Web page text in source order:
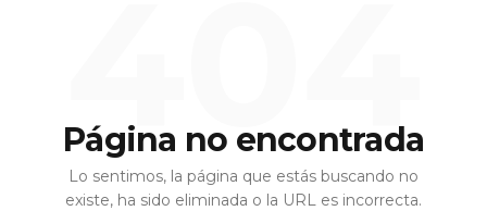
404
Página no encontrada
Lo sentimos, la página que estás buscando no
existe, ha sido eliminada o la URL es incorrecta.